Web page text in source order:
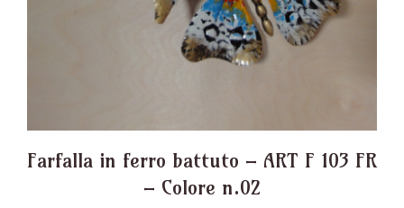
Farfalla in ferro battuto – ART F 103 FR
– Colore n.02